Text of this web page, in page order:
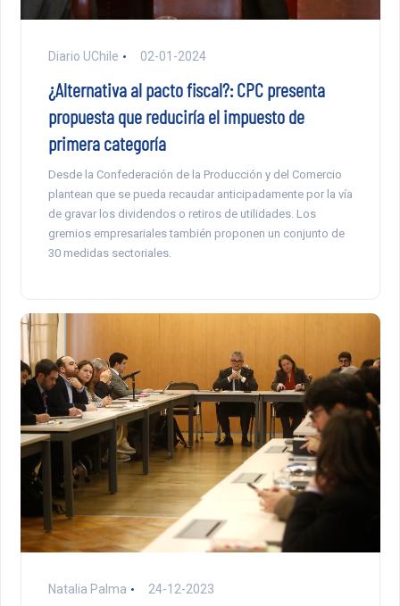
Diario UChile 02-01-2024
¿Alternativa al pacto fiscal?: CPC presenta
propuesta que reduciría el impuesto de
primera categoría
Desde la Confederación de la Producción y del Comercio
plantean que se pueda recaudar anticipadamente por la vía
de gravar los dividendos o retiros de utilidades. Los
gremios empresariales también proponen un conjunto de
30 medidas sectoriales.
Natalia Palma 24-12-2023